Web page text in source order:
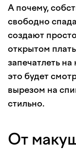
А почему,
свободно
создают
открытом
запечатлеть
это будет
вырезом на
стильно.
От